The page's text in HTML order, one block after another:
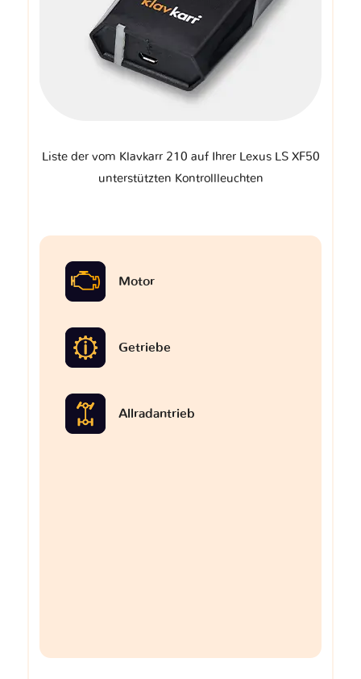
Liste der vom Klavkarr 210 auf Ihrer Lexus LS XF50
unterstützten Kontrollleuchten
Motor
Getriebe
Allradantrieb